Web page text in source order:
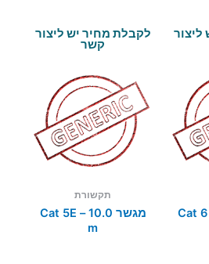
לקבלת מחיר יש ליצור
קשר
תקשורת
מגשר Cat 5E – 10.0
m